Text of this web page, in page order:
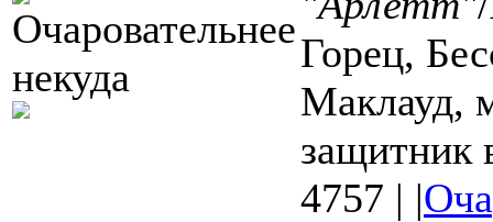
Горец,
Маклауд,
защитник
4757 | |